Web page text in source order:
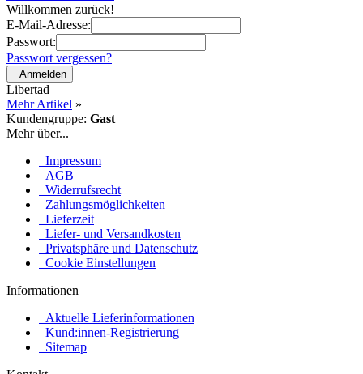
Willkommen zurück!
E-Mail-Adresse:
Passwort:
Passwort vergessen?
Anmelden
Libertad
Mehr Artikel »
Kundengruppe: Gast
Mehr über...
Impressum
AGB
Widerrufsrecht
Zahlungsmöglichkeiten
Lieferzeit
Liefer- und Versandkosten
Privatsphäre und Datenschutz
Cookie Einstellungen
Informationen
Aktuelle Lieferinformationen
Kund:innen-Registrierung
Sitemap